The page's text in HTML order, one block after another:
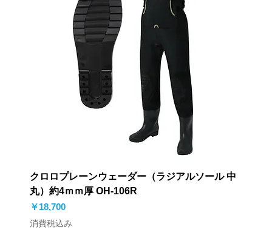
クロロプレーンウェーダー（ラジアルソール 中
丸）約4ｍｍ厚 OH-106R
価格
￥18,700
消費税込み